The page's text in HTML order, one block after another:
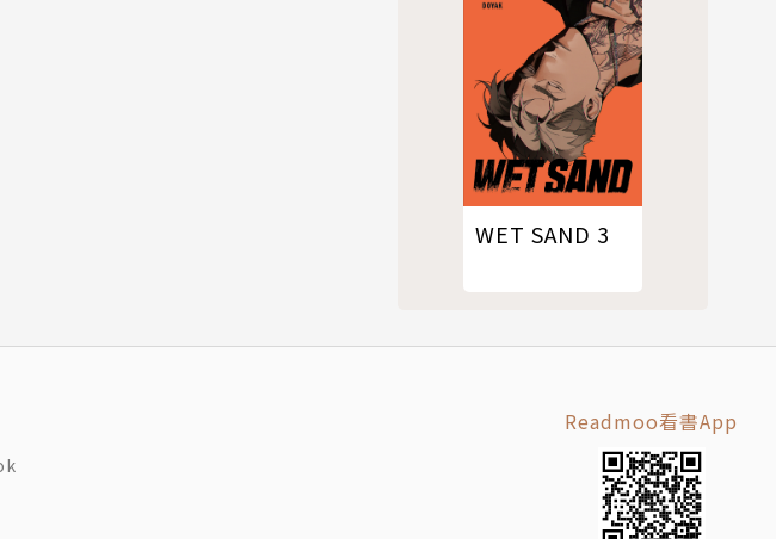
WET SAND 3
Readmoo看書App